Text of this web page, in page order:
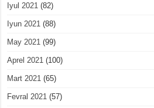
Iyul 2021 (82)
Iyun 2021 (88)
May 2021 (99)
Aprel 2021 (100)
Mart 2021 (65)
Fevral 2021 (57)